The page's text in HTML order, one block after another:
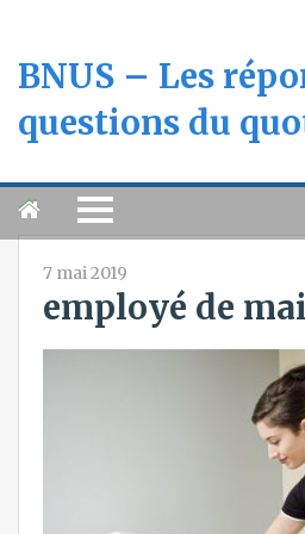
BNUS – Les
questions du
7 mai 2019
employé de